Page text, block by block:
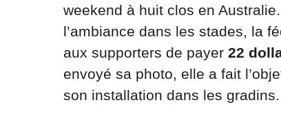
weekend à huit clos en
l’ambiance dans les stades, la
aux supporters de payer 22
envoyé sa photo, elle a fait
son installation dans les gradins.